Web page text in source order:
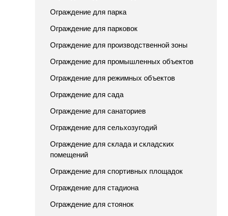
Ограждение для парка
Ограждение для парковок
Ограждение для производственной зоны
Ограждение для промышленных объектов
Ограждение для режимных объектов
Ограждение для сада
Ограждение для санаториев
Ограждение для сельхозугодий
Ограждение для склада и складских
помещений
Ограждение для спортивных площадок
Ограждение для стадиона
Ограждение для стоянок